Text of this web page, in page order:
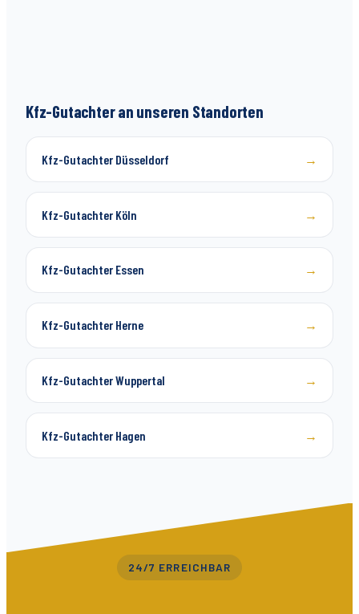
Kfz-Gutachter an unseren Standorten
Kfz-Gutachter Düsseldorf →
Kfz-Gutachter Köln →
Kfz-Gutachter Essen →
Kfz-Gutachter Herne →
Kfz-Gutachter Wuppertal →
Kfz-Gutachter Hagen →
24/7 ERREICHBAR